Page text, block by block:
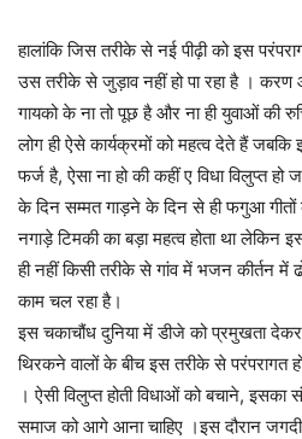
हालांकि जिस तरीके से नई पीढ़ी को इस
उस तरीके से जुड़ाव नहीं हो पा रहा है ।
गायको के ना तो पूछ है और ना ही युवाओं की
लोग ही ऐसे कार्यक्रमों को महत्व देते हैं जबकि
फर्ज है, ऐसा ना हो की कहीं ए विधा विलुप्त
के दिन सम्मत गाड़ने के दिन से ही फगुआ
नगाड़े टिमकी का बड़ा महत्व होता था लेकिन
ही नहीं किसी तरीके से गांव में भजन कीर्तन में
काम चल रहा है।
इस चकाचौंध दुनिया में डीजे को प्रमुखता
थिरकने वालों के बीच इस तरीके से परंपरागत
। ऐसी विलुप्त होती विधाओं को बचाने,
समाज को आगे आना चाहिए ।इस दौरान